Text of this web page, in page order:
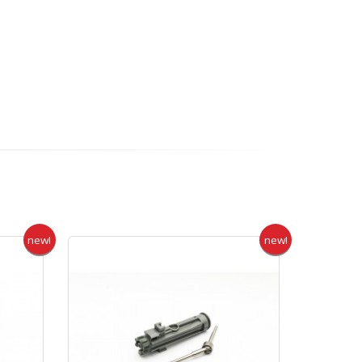
new! new!